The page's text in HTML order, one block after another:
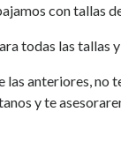
con tallas
todas las tallas
las anteriores, no
y te